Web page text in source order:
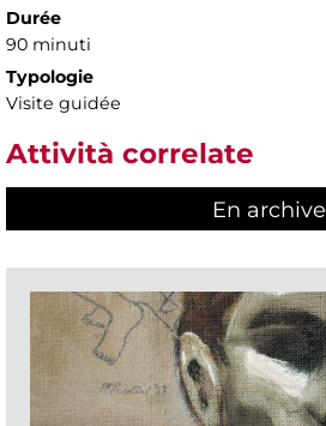
Durée
90 minuti
Typologie
Visite guidée
Attività correlate
En archive